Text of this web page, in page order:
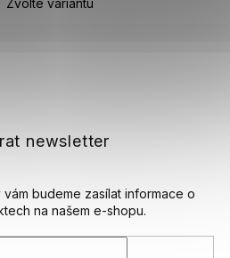
newsletter
budeme zasílat informace o
na našem e-shopu.